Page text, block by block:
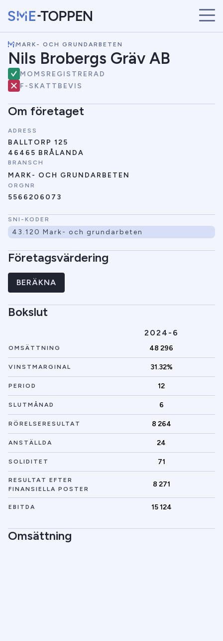
START
ÅRETS VINNARE
BRANSCHER
SÖK
NYHETER
\MARK- OCH GRUNDARBETEN
Nils Brobergs Gräv AB
MOMSREGISTRERAD
F-SKATTBEVIS
Om företaget
ADRESS
BALLTORP 125
46465 BRÅLANDA
BRANSCH
MARK- OCH GRUNDARBETEN
ORGNR
5566206073
SNI-KODER
43.120 Mark- och grundarbeten
Företagsvärdering
BERÄKNA
Bokslut
2024-6
OMSÄTTNING 48 296
VINSTMARGINAL 31.32%
PERIOD 12
SLUTMÅNAD 6
RÖRELSERESULTAT 8 264
ANSTÄLLDA 24
SOLIDITET 71
RESULTAT EFTER
FINANSIELLA POSTER
8 271
EBITDA 15 124
Omsättning